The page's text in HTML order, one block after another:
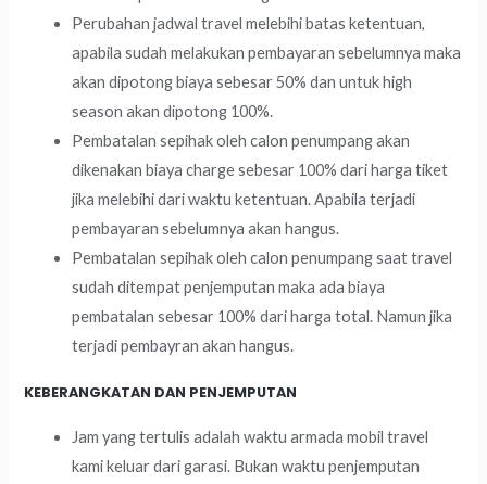
Perubahan jadwal travel melebihi batas ketentuan,
apabila sudah melakukan pembayaran sebelumnya maka
akan dipotong biaya sebesar 50% dan untuk high
season akan dipotong 100%.
Pembatalan sepihak oleh calon penumpang akan
dikenakan biaya charge sebesar 100% dari harga tiket
jika melebihi dari waktu ketentuan. Apabila terjadi
pembayaran sebelumnya akan hangus.
Pembatalan sepihak oleh calon penumpang saat travel
sudah ditempat penjemputan maka ada biaya
pembatalan sebesar 100% dari harga total. Namun jika
terjadi pembayran akan hangus.
KEBERANGKATAN DAN PENJEMPUTAN
Jam yang tertulis adalah waktu armada mobil travel
kami keluar dari garasi. Bukan waktu penjemputan